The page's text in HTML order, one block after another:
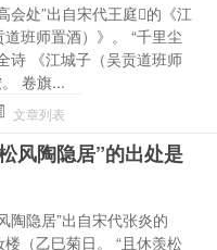
会处”出自宋代王庭的《江
班师置酒）》。 “千里尘
诗 《江城子（吴贡道班师
卷旗...
文章列表
风陶隐居”的出处是
陶隐居”出自宋代张炎的
楼（乙巳菊日。 “且休羡松